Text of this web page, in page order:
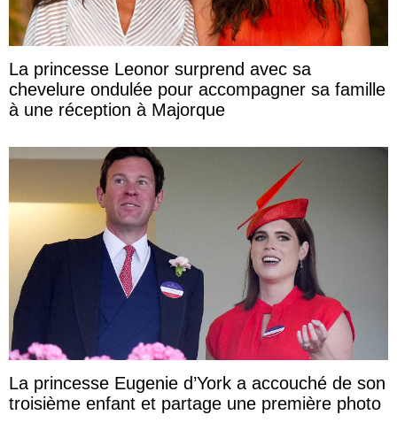
La princesse Leonor surprend avec sa
chevelure ondulée pour accompagner sa famille
à une réception à Majorque
La princesse Eugenie d’York a accouché de son
troisième enfant et partage une première photo